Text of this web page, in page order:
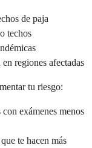
de paja
techos
regiones afectadas
tu riesgo:
exámenes menos
te hacen más